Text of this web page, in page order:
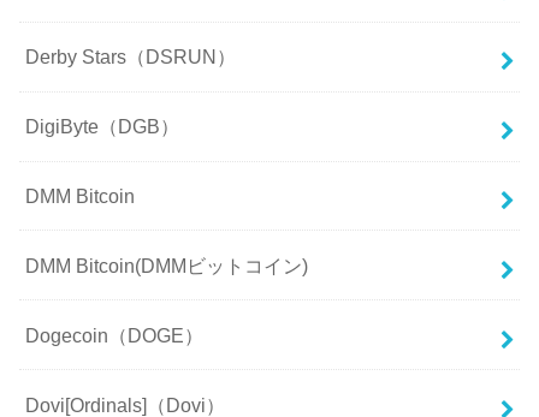
Derby Stars（DSRUN）
DigiByte（DGB）
DMM Bitcoin
DMM Bitcoin(DMMビットコイン)
Dogecoin（DOGE）
Dovi[Ordinals]（Dovi）